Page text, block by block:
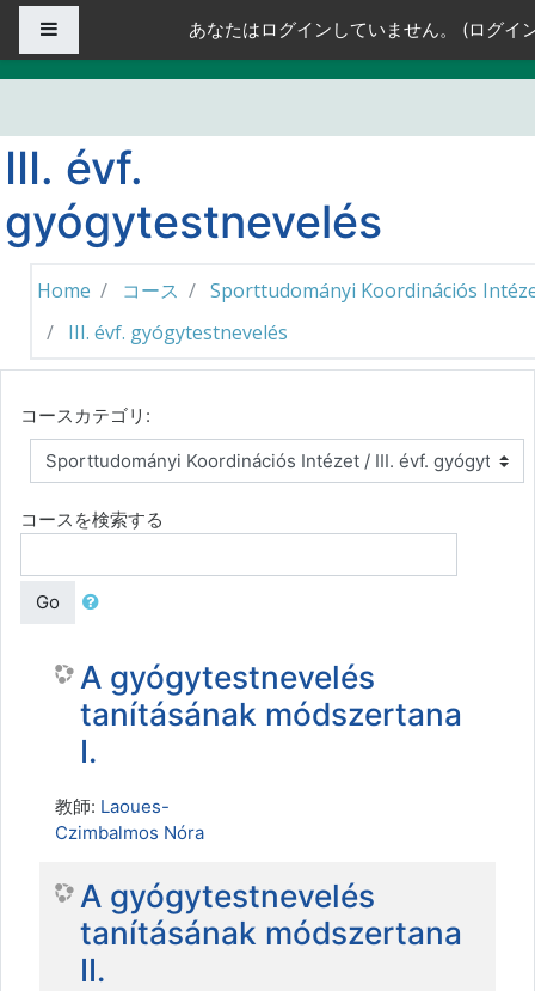
メインコンテンツへスキップする
あなたはログインしていません。 (ログイ
III. évf.
gyógytestnevelés
Home コース
Sporttudományi Koordinációs
III. évf. gyógytestnevelés
コースカテゴリ:
コースを検索する
Go
A gyógytestnevelés
tanításának módszertana
I.
教師: Laoues-
Czimbalmos Nóra
A gyógytestnevelés
tanításának módszertana
II.